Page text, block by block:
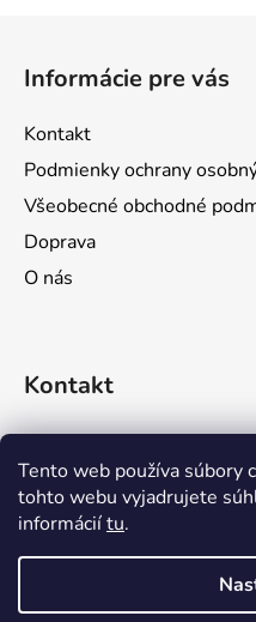
Tento web používa súbory
tohto webu vyjadrujete
informáciítu.
Informácie pre vás
Kontakt
Podmienky ochrany
Všeobecné obchodné
Doprava
O nás
Kontakt
0911 611 644
0903 716 923